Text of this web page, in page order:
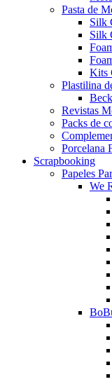
Pasta de
Silk
Silk
Kits
Plastilina
Revistas
Packs de
Porcelana
Scrapbooking
Papeles
We